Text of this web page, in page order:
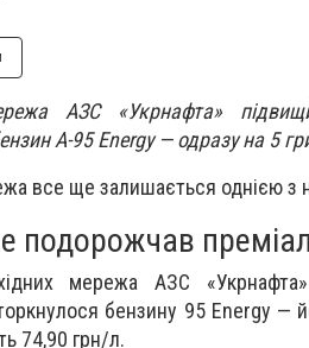
АЗС «Укрнафта»
А-95 Energy — одразу на 5
все ще залишається однією з
подорожчав
мережа АЗС
бензину 95 Energy —
74,90 грн/л.